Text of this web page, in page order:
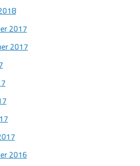
2017
2017
2016